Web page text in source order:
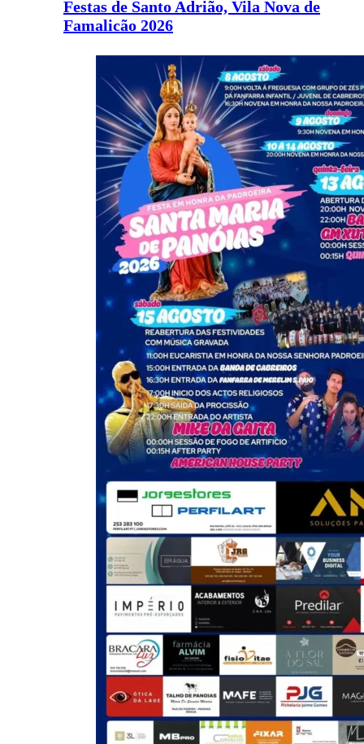
Festas de Santo Adrião, Vila Nova de
Famalicão 2026